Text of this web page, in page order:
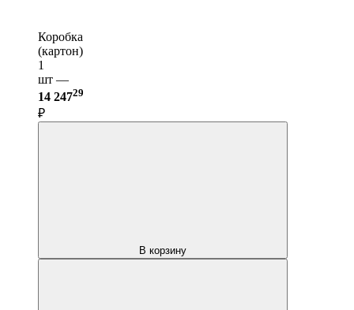
Коробка
(картон)
1
шт —
14 24729
₽
В корзину